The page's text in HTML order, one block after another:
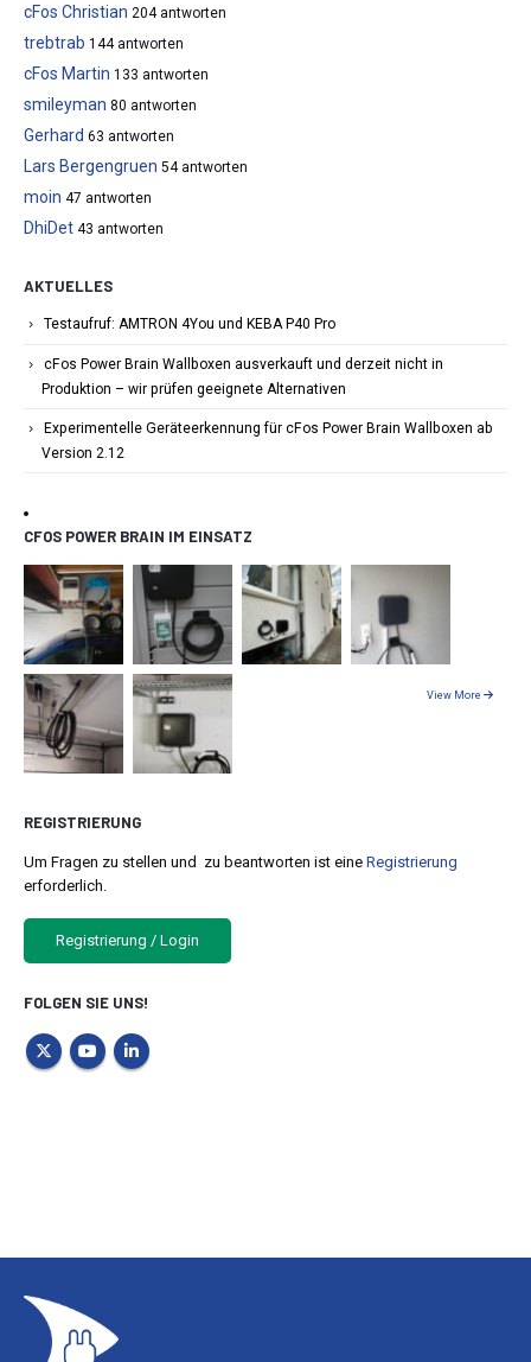
cFos Christian 204 antworten
trebtrab 144 antworten
cFos Martin 133 antworten
smileyman 80 antworten
Gerhard 63 antworten
Lars Bergengruen 54 antworten
moin 47 antworten
DhiDet 43 antworten
AKTUELLES
Testaufruf: AMTRON 4You und KEBA P40 Pro
cFos Power Brain Wallboxen ausverkauft und derzeit nicht in
Produktion – wir prüfen geeignete Alternativen
Experimentelle Geräteerkennung für cFos Power Brain Wallboxen ab
Version 2.12
CFOS POWER BRAIN IM EINSATZ
View More
REGISTRIERUNG
Um Fragen zu stellen und zu beantworten ist eine Registrierung
erforderlich.
Registrierung / Login
FOLGEN SIE UNS!